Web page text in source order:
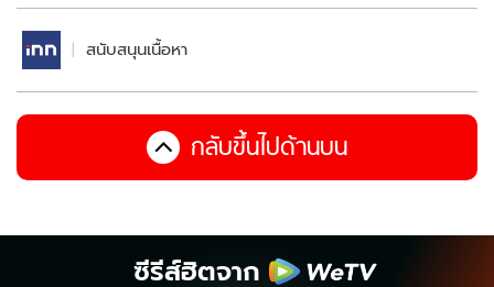
สนับสนุนเนื้อหา
กลับขึ้นไปด้านบน
ซีรีส์ฮิตจาก